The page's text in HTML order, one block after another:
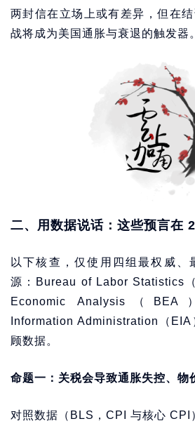
两封信在立场上或有差异，但在
战将成为美国通胀与衰退的触发器。
二、用数据说话：这些预言在
以下核查，仅使用四组最权威、
源：Bureau of Labor Statistics
Economic Analysis（BEA
Information Administration（EIA
顾数据。
命题一：关税会导致通胀失控、物
对照数据（BLS，CPI 与核心 CPI